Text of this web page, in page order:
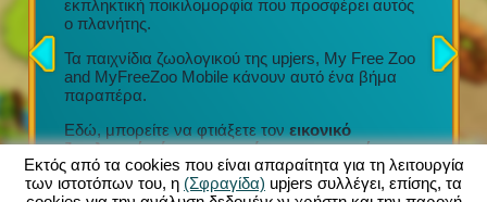
(iOS
εκπληκτική ποικιλομορφία που προσφέρει αυτός
ο πλανήτης.
Τα παιχνίδια ζωολογικού της upjers, My Free Zoo
and MyFreeZoo Mobile κάνουν αυτό ένα βήμα
παραπέρα.
Εδώ, μπορείτε να φτιάξετε τον εικονικό
ζωολογικό κήπο των ονείρων σας με πάνω
από 300 διαφορετικά εξωτικά ζώα. Μια μεγάλη
ποικιλία περιφράξεων, διακοσμήσεων και άλλων
Τόνοι
Κάθε
Εκτός από τα cookies που είναι απαραίτητα για τη λειτουργία
των ιστοτόπων του, η (Σφραγίδα) upjers συλλέγει, επίσης, τα